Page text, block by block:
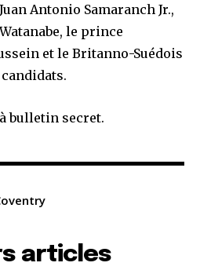
Antonio Samaranch Jr.,
le prince
et le Britanno-Suédois
bulletin secret.
articles